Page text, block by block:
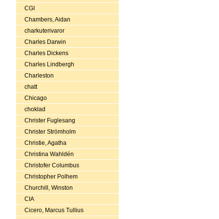
CGI
Chambers, Aidan
charkuterivaror
Charles Darwin
Charles Dickens
Charles Lindbergh
Charleston
chatt
Chicago
choklad
Christer Fuglesang
Christer Strömholm
Christie, Agatha
Christina Wahldén
Christofer Columbus
Christopher Polhem
Churchill, Winston
CIA
Cicero, Marcus Tullius